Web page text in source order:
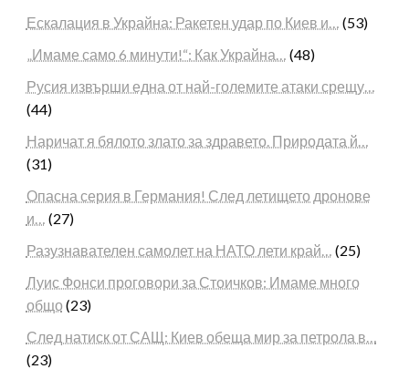
Ескалация в Украйна: Ракетен удар по Киев и… (53)
„Имаме само 6 минути!“: Как Украйна… (48)
Русия извърши една от най-големите атаки срещу…
(44)
Наричат я бялото злато за здравето. Природата й…
(31)
Опасна серия в Германия! След летището дронове
и… (27)
Разузнавателен самолет на НАТО лети край… (25)
Луис Фонси проговори за Стоичков: Имаме много
общо (23)
След натиск от САЩ: Киев обеща мир за петрола в…
(23)